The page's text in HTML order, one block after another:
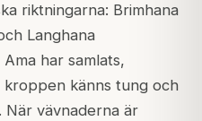
riktningarna: Brimhana
Langhana
har samlats,
känns tung och
När vävnaderna är